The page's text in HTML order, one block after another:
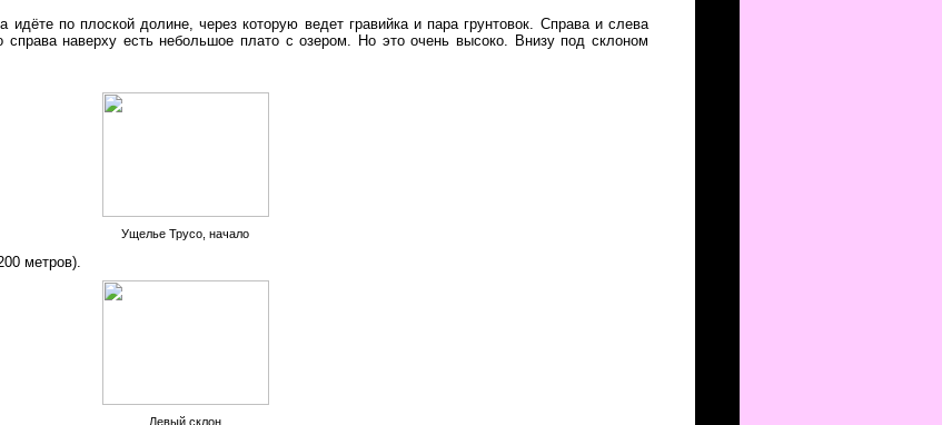
по плоской долине, через которую ведет гравийка и пара грунтовок. Справа и слева
справа наверху есть небольшое плато с озером. Но это очень высоко. Внизу под склоном
Ущелье Трусо, начало
метров).
Левый склон